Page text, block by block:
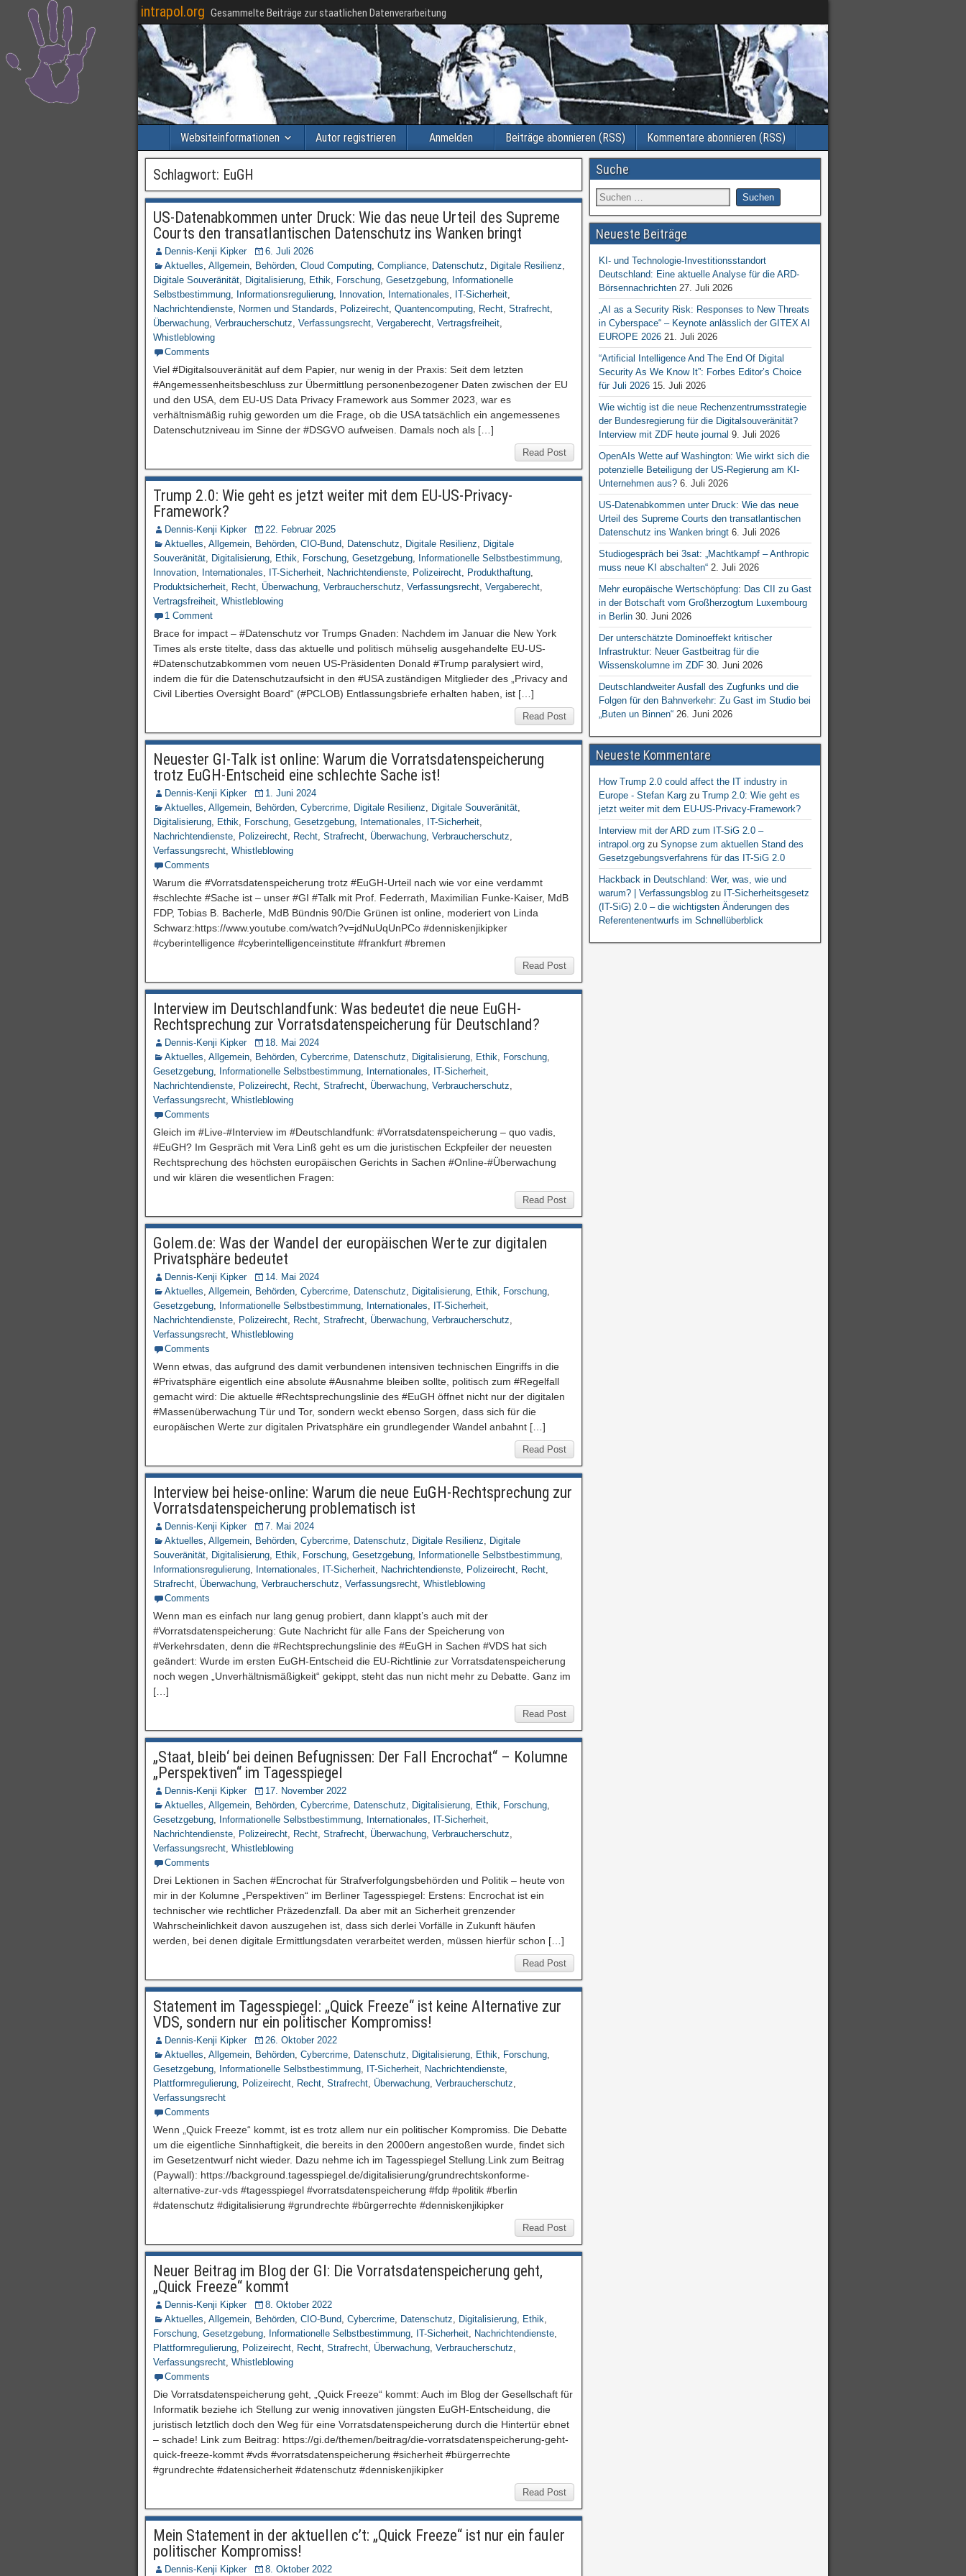
intrapol.org Gesammelte Beiträge zur staatlichen Datenverarbeitung
Websiteinformationen Autor registrieren Anmelden Beiträge abonnieren (RSS) Kommentare abonnieren (RSS)
Schlagwort: EuGH
US-Datenabkommen unter Druck: Wie das neue Urteil des Supreme
Courts den transatlantischen Datenschutz ins Wanken bringt
Dennis-Kenji Kipker
6. Juli 2026
Aktuelles, Allgemein, Behörden, Cloud Computing, Compliance, Datenschutz, Digitale Resilienz,
Digitale Souveränität, Digitalisierung, Ethik, Forschung, Gesetzgebung, Informationelle
Selbstbestimmung, Informationsregulierung, Innovation, Internationales, IT-Sicherheit,
Nachrichtendienste, Normen und Standards, Polizeirecht, Quantencomputing, Recht, Strafrecht,
Überwachung, Verbraucherschutz, Verfassungsrecht, Vergaberecht, Vertragsfreiheit,
Whistleblowing
Comments
Viel #Digitalsouveränität auf dem Papier, nur wenig in der Praxis: Seit dem letzten
#Angemessenheitsbeschluss zur Übermittlung personenbezogener Daten zwischen der EU
und den USA, dem EU-US Data Privacy Framework aus Sommer 2023, war es
verhältnismäßig ruhig geworden um die Frage, ob die USA tatsächlich ein angemessenes
Datenschutzniveau im Sinne der #DSGVO aufweisen. Damals noch als […]
Read Post
Trump 2.0: Wie geht es jetzt weiter mit dem EU-US-Privacy-
Framework?
Dennis-Kenji Kipker
22. Februar 2025
Aktuelles, Allgemein, Behörden, CIO-Bund, Datenschutz, Digitale Resilienz, Digitale
Souveränität, Digitalisierung, Ethik, Forschung, Gesetzgebung, Informationelle Selbstbestimmung,
Innovation, Internationales, IT-Sicherheit, Nachrichtendienste, Polizeirecht, Produkthaftung,
Produktsicherheit, Recht, Überwachung, Verbraucherschutz, Verfassungsrecht, Vergaberecht,
Vertragsfreiheit, Whistleblowing
1 Comment
Brace for impact – #Datenschutz vor Trumps Gnaden: Nachdem im Januar die New York
Times als erste titelte, dass das aktuelle und politisch mühselig ausgehandelte EU-US-
#Datenschutzabkommen vom neuen US-Präsidenten Donald #Trump paralysiert wird,
indem die für die Datenschutzaufsicht in den #USA zuständigen Mitglieder des „Privacy and
Civil Liberties Oversight Board“ (#PCLOB) Entlassungsbriefe erhalten haben, ist […]
Read Post
Neuester GI-Talk ist online: Warum die Vorratsdatenspeicherung
trotz EuGH-Entscheid eine schlechte Sache ist!
Dennis-Kenji Kipker
1. Juni 2024
Aktuelles, Allgemein, Behörden, Cybercrime, Digitale Resilienz, Digitale Souveränität,
Digitalisierung, Ethik, Forschung, Gesetzgebung, Internationales, IT-Sicherheit,
Nachrichtendienste, Polizeirecht, Recht, Strafrecht, Überwachung, Verbraucherschutz,
Verfassungsrecht, Whistleblowing
Comments
Warum die #Vorratsdatenspeicherung trotz #EuGH-Urteil nach wie vor eine verdammt
#schlechte #Sache ist – unser #GI #Talk mit Prof. Federrath, Maximilian Funke-Kaiser, MdB
FDP, Tobias B. Bacherle, MdB Bündnis 90/Die Grünen ist online, moderiert von Linda
Schwarz:https://www.youtube.com/watch?v=jdNuUqUnPCo #denniskenjikipker
#cyberintelligence #cyberintelligenceinstitute #frankfurt #bremen
Read Post
Interview im Deutschlandfunk: Was bedeutet die neue EuGH-
Rechtsprechung zur Vorratsdatenspeicherung für Deutschland?
Dennis-Kenji Kipker
18. Mai 2024
Aktuelles, Allgemein, Behörden, Cybercrime, Datenschutz, Digitalisierung, Ethik, Forschung,
Gesetzgebung, Informationelle Selbstbestimmung, Internationales, IT-Sicherheit,
Nachrichtendienste, Polizeirecht, Recht, Strafrecht, Überwachung, Verbraucherschutz,
Verfassungsrecht, Whistleblowing
Comments
Gleich im #Live-#Interview im #Deutschlandfunk: #Vorratsdatenspeicherung – quo vadis,
#EuGH? Im Gespräch mit Vera Linß geht es um die juristischen Eckpfeiler der neuesten
Rechtsprechung des höchsten europäischen Gerichts in Sachen #Online-#Überwachung
und wir klären die wesentlichen Fragen:
Read Post
Golem.de: Was der Wandel der europäischen Werte zur digitalen
Privatsphäre bedeutet
Dennis-Kenji Kipker
14. Mai 2024
Aktuelles, Allgemein, Behörden, Cybercrime, Datenschutz, Digitalisierung, Ethik, Forschung,
Gesetzgebung, Informationelle Selbstbestimmung, Internationales, IT-Sicherheit,
Nachrichtendienste, Polizeirecht, Recht, Strafrecht, Überwachung, Verbraucherschutz,
Verfassungsrecht, Whistleblowing
Comments
Wenn etwas, das aufgrund des damit verbundenen intensiven technischen Eingriffs in die
#Privatsphäre eigentlich eine absolute #Ausnahme bleiben sollte, politisch zum #Regelfall
gemacht wird: Die aktuelle #Rechtsprechungslinie des #EuGH öffnet nicht nur der digitalen
#Massenüberwachung Tür und Tor, sondern weckt ebenso Sorgen, dass sich für die
europäischen Werte zur digitalen Privatsphäre ein grundlegender Wandel anbahnt […]
Read Post
Interview bei heise-online: Warum die neue EuGH-Rechtsprechung zur
Vorratsdatenspeicherung problematisch ist
Dennis-Kenji Kipker
7. Mai 2024
Aktuelles, Allgemein, Behörden, Cybercrime, Datenschutz, Digitale Resilienz, Digitale
Souveränität, Digitalisierung, Ethik, Forschung, Gesetzgebung, Informationelle Selbstbestimmung,
Informationsregulierung, Internationales, IT-Sicherheit, Nachrichtendienste, Polizeirecht, Recht,
Strafrecht, Überwachung, Verbraucherschutz, Verfassungsrecht, Whistleblowing
Comments
Wenn man es einfach nur lang genug probiert, dann klappt’s auch mit der
#Vorratsdatenspeicherung: Gute Nachricht für alle Fans der Speicherung von
#Verkehrsdaten, denn die #Rechtsprechungslinie des #EuGH in Sachen #VDS hat sich
geändert: Wurde im ersten EuGH-Entscheid die EU-Richtlinie zur Vorratsdatenspeicherung
noch wegen „Unverhältnismäßigkeit“ gekippt, steht das nun nicht mehr zu Debatte. Ganz im
[…]
Read Post
„Staat, bleib‘ bei deinen Befugnissen: Der Fall Encrochat“ – Kolumne
„Perspektiven“ im Tagesspiegel
Dennis-Kenji Kipker
17. November 2022
Aktuelles, Allgemein, Behörden, Cybercrime, Datenschutz, Digitalisierung, Ethik, Forschung,
Gesetzgebung, Informationelle Selbstbestimmung, Internationales, IT-Sicherheit,
Nachrichtendienste, Polizeirecht, Recht, Strafrecht, Überwachung, Verbraucherschutz,
Verfassungsrecht, Whistleblowing
Comments
Drei Lektionen in Sachen #Encrochat für Strafverfolgungsbehörden und Politik – heute von
mir in der Kolumne „Perspektiven“ im Berliner Tagesspiegel: Erstens: Encrochat ist ein
technischer wie rechtlicher Präzedenzfall. Da aber mit an Sicherheit grenzender
Wahrscheinlichkeit davon auszugehen ist, dass sich derlei Vorfälle in Zukunft häufen
werden, bei denen digitale Ermittlungsdaten verarbeitet werden, müssen hierfür schon […]
Read Post
Statement im Tagesspiegel: „Quick Freeze“ ist keine Alternative zur
VDS, sondern nur ein politischer Kompromiss!
Dennis-Kenji Kipker
26. Oktober 2022
Aktuelles, Allgemein, Behörden, Cybercrime, Datenschutz, Digitalisierung, Ethik, Forschung,
Gesetzgebung, Informationelle Selbstbestimmung, IT-Sicherheit, Nachrichtendienste,
Plattformregulierung, Polizeirecht, Recht, Strafrecht, Überwachung, Verbraucherschutz,
Verfassungsrecht
Comments
Wenn „Quick Freeze“ kommt, ist es trotz allem nur ein politischer Kompromiss. Die Debatte
um die eigentliche Sinnhaftigkeit, die bereits in den 2000ern angestoßen wurde, findet sich
im Gesetzentwurf nicht wieder. Dazu nehme ich im Tagesspiegel Stellung.Link zum Beitrag
(Paywall): https://background.tagesspiegel.de/digitalisierung/grundrechtskonforme-
alternative-zur-vds #tagesspiegel #vorratsdatenspeicherung #fdp #politik #berlin
#datenschutz #digitalisierung #grundrechte #bürgerrechte #denniskenjikipker
Read Post
Neuer Beitrag im Blog der GI: Die Vorratsdatenspeicherung geht,
„Quick Freeze“ kommt
Dennis-Kenji Kipker
8. Oktober 2022
Aktuelles, Allgemein, Behörden, CIO-Bund, Cybercrime, Datenschutz, Digitalisierung, Ethik,
Forschung, Gesetzgebung, Informationelle Selbstbestimmung, IT-Sicherheit, Nachrichtendienste,
Plattformregulierung, Polizeirecht, Recht, Strafrecht, Überwachung, Verbraucherschutz,
Verfassungsrecht, Whistleblowing
Comments
Die Vorratsdatenspeicherung geht, „Quick Freeze“ kommt: Auch im Blog der Gesellschaft für
Informatik beziehe ich Stellung zur wenig innovativen jüngsten EuGH-Entscheidung, die
juristisch letztlich doch den Weg für eine Vorratsdatenspeicherung durch die Hintertür ebnet
– schade! Link zum Beitrag: https://gi.de/themen/beitrag/die-vorratsdatenspeicherung-geht-
quick-freeze-kommt #vds #vorratsdatenspeicherung #sicherheit #bürgerrechte
#grundrechte #datensicherheit #datenschutz #denniskenjikipker
Read Post
Mein Statement in der aktuellen c’t: „Quick Freeze“ ist nur ein fauler
politischer Kompromiss!
Dennis-Kenji Kipker 8. Oktober 2022
Suche
Neueste Beiträge
KI- und Technologie-Investitionsstandort
Deutschland: Eine aktuelle Analyse für die ARD-
Börsennachrichten 27. Juli 2026
„AI as a Security Risk: Responses to New Threats
in Cyberspace“ – Keynote anlässlich der GITEX AI
EUROPE 2026 21. Juli 2026
“Artificial Intelligence And The End Of Digital
Security As We Know It”: Forbes Editor’s Choice
für Juli 2026 15. Juli 2026
Wie wichtig ist die neue Rechenzentrumsstrategie
der Bundesregierung für die Digitalsouveränität?
Interview mit ZDF heute journal 9. Juli 2026
OpenAIs Wette auf Washington: Wie wirkt sich die
potenzielle Beteiligung der US-Regierung am KI-
Unternehmen aus? 6. Juli 2026
US-Datenabkommen unter Druck: Wie das neue
Urteil des Supreme Courts den transatlantischen
Datenschutz ins Wanken bringt 6. Juli 2026
Studiogespräch bei 3sat: „Machtkampf – Anthropic
muss neue KI abschalten“ 2. Juli 2026
Mehr europäische Wertschöpfung: Das CII zu Gast
in der Botschaft vom Großherzogtum Luxembourg
in Berlin 30. Juni 2026
Der unterschätzte Dominoeffekt kritischer
Infrastruktur: Neuer Gastbeitrag für die
Wissenskolumne im ZDF 30. Juni 2026
Deutschlandweiter Ausfall des Zugfunks und die
Folgen für den Bahnverkehr: Zu Gast im Studio bei
„Buten un Binnen“ 26. Juni 2026
Neueste Kommentare
How Trump 2.0 could affect the IT industry in
Europe - Stefan Kargzu Trump 2.0: Wie geht es
jetzt weiter mit dem EU-US-Privacy-Framework?
Interview mit der ARD zum IT-SiG 2.0 –
intrapol.orgzu Synopse zum aktuellen Stand des
Gesetzgebungsverfahrens für das IT-SiG 2.0
Hackback in Deutschland: Wer, was, wie und
warum? | Verfassungsblogzu IT-Sicherheitsgesetz
(IT-SiG) 2.0 – die wichtigsten Änderungen des
Referentenentwurfs im Schnellüberblick